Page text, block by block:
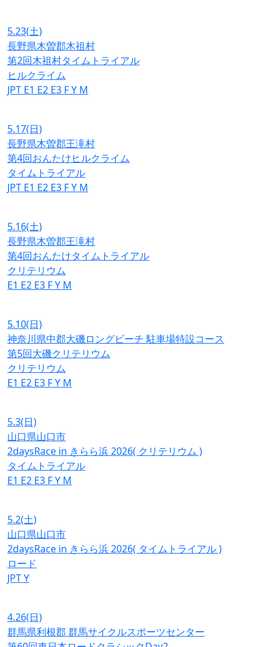
5.23(土)
長野県木曽郡木祖村
第2回木祖村タイムトライアル
ヒルクライム
JPT E1 E2 E3 FY M
5.17(日)
長野県木曽郡王滝村
第4回おんたけヒルクライム
タイムトライアル
JPT E1 E2 E3 FY M
5.16(土)
長野県木曽郡王滝村
第4回おんたけタイムトライアル
クリテリウム
E1 E2 E3 FY M
5.10(日)
神奈川県中郡大磯ロングビーチ 駐車場特設コース
第5回大磯クリテリウム
クリテリウム
E1 E2 E3 FY M
5.3(日)
山口県山口市
2daysRace in きらら浜 2026( クリテリウム )
タイムトライアル
E1 E2 E3 FY M
5.2(土)
山口県山口市
2daysRace in きらら浜 2026( タイムトライアル )
ロード
JPTY
4.26(日)
群馬県利根郡 群馬サイクルスポーツセンター